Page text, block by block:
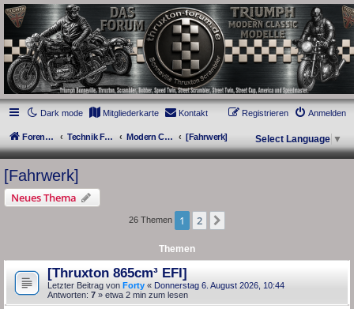
thruxton-forum.de
DAS FORUM! Alles rund um die Triumph Modern Classic Modelle. Das Forum für
die New Bonneville Baureihen ab BJ 2001. Triumph Bonneville, Thruxton,
Scrambler, Bobber, Speed Twin, Street Scrambler, Street Twin, Street Cup, America
und Speedmaster.
Dark mode
Mitgliederkarte Kontakt Anmelden
Registrieren
Foren-Übersicht Technik Forum Modern Classics - Baujahre 2001 bis 2015 [AC] [Fahrwerk] Select Language ▼
[Fahrwerk]
Neues Thema
26 Themen 1 2
Themen
[Thruxton 865cm³ EFI]
Letzter Beitrag von Forty « Donnerstag 6. August 2026, 10:44
Antworten: 7 » etwa 2 min zum lesen